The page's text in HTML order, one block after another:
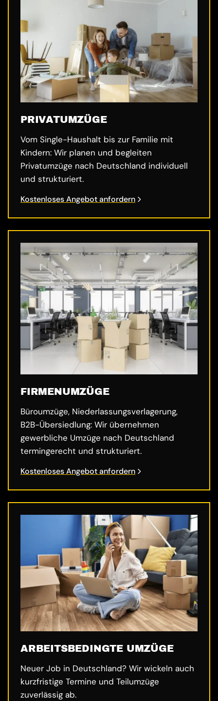
PRIVATUMZÜGE
Vom Single-Haushalt bis zur Familie mit
Kindern: Wir planen und begleiten
Privatumzüge nach Deutschland individuell
und strukturiert.
Kostenloses Angebot anfordern
FIRMENUMZÜGE
Büroumzüge, Niederlassungsverlagerung,
B2B-Übersiedlung: Wir übernehmen
gewerbliche Umzüge nach Deutschland
termingerecht und strukturiert.
Kostenloses Angebot anfordern
ARBEITSBEDINGTE UMZÜGE
Neuer Job in Deutschland? Wir wickeln auch
kurzfristige Termine und Teilumzüge
zuverlässig ab.